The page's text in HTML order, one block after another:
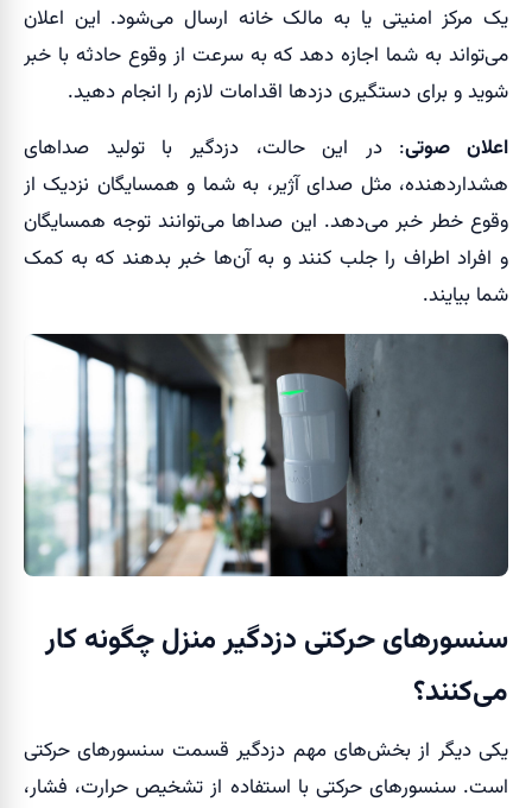
یک مرکز امنیتی یا به مالک خانه ارسال می‌شود. این اعلان
می‌تواند به شما اجازه دهد که به سرعت از وقوع حادثه با خبر
شوید و برای دستگیری دزدها اقدامات لازم را انجام دهید.
اعلان صوتی: در این حالت، دزدگیر با تولید صداهای
هشداردهنده، مثل صدای آژیر، به شما و همسایگان نزدیک از
وقوع خطر خبر می‌دهد. این صداها می‌توانند توجه همسایگان
و افراد اطراف را جلب کنند و به آن‌ها خبر بدهند که به کمک
شما بیایند.
سنسورهای حرکتی دزدگیر منزل چگونه کار
می‌کنند؟
یکی دیگر از بخش‌های مهم دزدگیر قسمت سنسورهای حرکتی
است. سنسورهای حرکتی با استفاده از تشخیص حرارت، فشار،